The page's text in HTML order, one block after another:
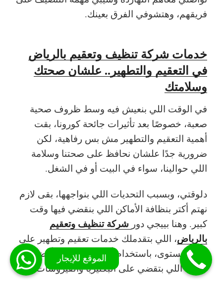
فريقهم، وهتشوفي الفرق بعينك.
خدمات شركة تنظيف وتعقيم بالرياض
في التعقيم والتطهير.. علشان صحتك
وسلامتك
في الوقت اللي بنعيش فيه وسط ظروف صحية
صعبة، خصوصًا بعد تأثيرات جائحة كورونا، بقت
أهمية التعقيم والتطهير مش بس رفاهية، لكن
ضرورية جدًا علشان نحافظ على صحتنا وسلامة
اللي حوالينا، سواء في البيت أو في الشغل.
دلوقتي، وبسبب التحديات اللي بنواجهها، بقى لازم
نهتم أكتر بنظافة الأماكن اللي بنقضي فيها وقت
كبير. وهنا بييجي دور شركة تنظيف وتعقيم
بالرياض، اللي بتقدملك خدمات تعقيم وتطهير على
أعلى مستوى، باستخدام أحدث الأجهزة وأفضل
المواد اللي بتقضي على البكتيريا والفيروسات.